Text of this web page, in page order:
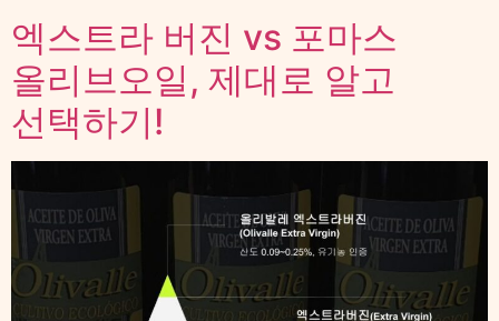
엑스트라 버진 vs 포마스
올리브오일, 제대로 알고
선택하기!